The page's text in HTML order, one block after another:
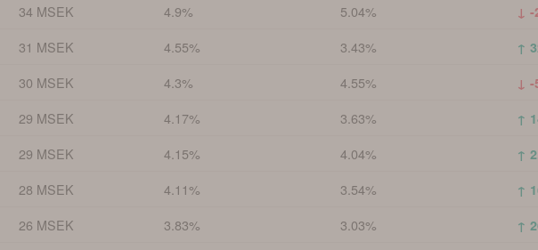
34 MSEK 4.9% 5.04% ↓ -
31 MSEK 4.55% 3.43% ↑
30 MSEK 4.3% 4.55% ↓ -
29 MSEK 4.17% 3.63% ↑
29 MSEK 4.15% 4.04% ↑
28 MSEK 4.11% 3.54% ↑
26 MSEK 3.83% 3.03% ↑